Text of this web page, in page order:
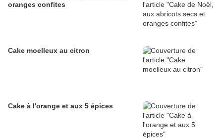
oranges confites
Cake moelleux au citron
Cake à l'orange et aux 5 épices